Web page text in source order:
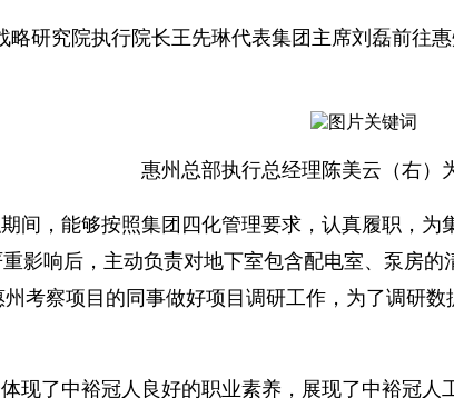
略研究院执行院长王先琳代表集团主席刘磊前往
惠州总部执行总经理陈美云（右）
间，能够按照集团四化管理要求，认真履职，
影响后，主动负责对地下室包含配电室、泵房
考察项目的同事做好项目调研工作，为了调研
现了中裕冠人良好的职业素养，展现了中裕冠